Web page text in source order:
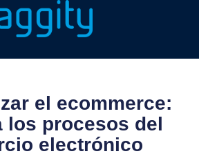
el ecommerce:
los procesos del
electrónico